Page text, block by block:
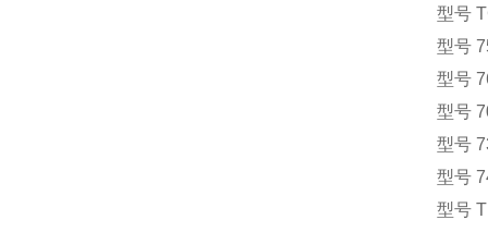
型号
型号
型号
型号
型号
型号
型号